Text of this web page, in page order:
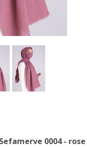
0004 - rose